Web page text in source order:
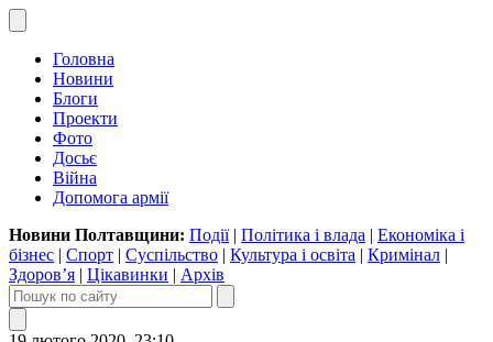
Головна
Новини
Блоги
Проекти
Фото
Досьє
Війна
Допомога армії
Новини Полтавщини: Події| Політика і влада | Економіка і
бізнес | Спорт | Суспільство | Культура і освіта | Кримінал |
Здоров’я | Цікавинки | Архів